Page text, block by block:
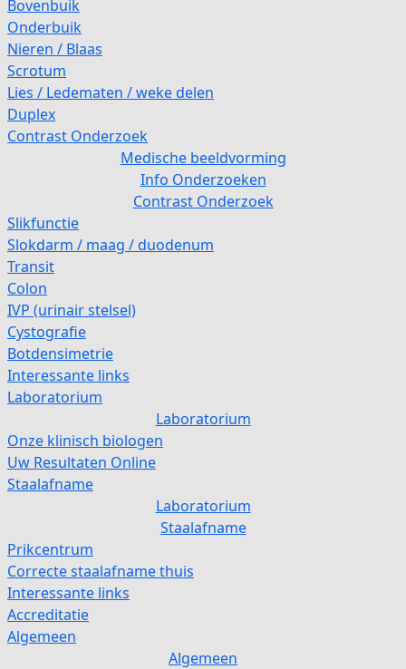
Bovenbuik
Onderbuik
Nieren / Blaas
Scrotum
Lies / Ledematen / weke delen
Duplex
Contrast Onderzoek
Medische beeldvorming
Info Onderzoeken
Contrast Onderzoek
Slikfunctie
Slokdarm / maag / duodenum
Transit
Colon
IVP (urinair stelsel)
Cystografie
Botdensimetrie
Interessante links
Laboratorium
Laboratorium
Onze klinisch biologen
Uw Resultaten Online
Staalafname
Laboratorium
Staalafname
Prikcentrum
Correcte staalafname thuis
Interessante links
Accreditatie
Algemeen
Algemeen